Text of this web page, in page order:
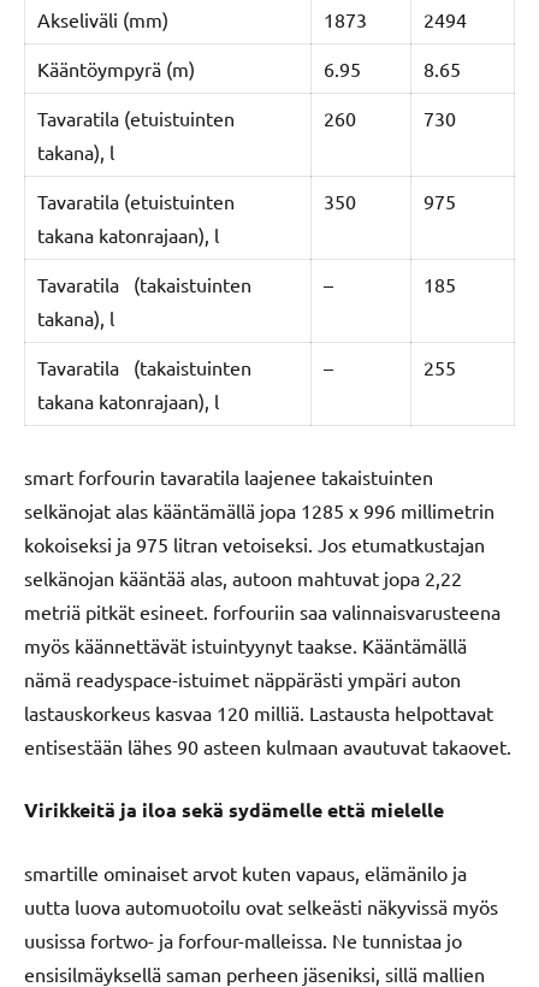
Akseliväli (mm) 1873 2494
Kääntöympyrä (m) 6.95 8.65
Tavaratila (etuistuinten
takana), l
260 730
Tavaratila (etuistuinten
takana katonrajaan), l
350 975
Tavaratila (takaistuinten
takana), l
– 185
Tavaratila (takaistuinten
takana katonrajaan), l
– 255
smart forfourin tavaratila laajenee takaistuinten
selkänojat alas kääntämällä jopa 1285 x 996 millimetrin
kokoiseksi ja 975 litran vetoiseksi. Jos etumatkustajan
selkänojan kääntää alas, autoon mahtuvat jopa 2,22
metriä pitkät esineet. forfouriin saa valinnaisvarusteena
myös käännettävät istuintyynyt taakse. Kääntämällä
nämä readyspace-istuimet näppärästi ympäri auton
lastauskorkeus kasvaa 120 milliä. Lastausta helpottavat
entisestään lähes 90 asteen kulmaan avautuvat takaovet.
Virikkeitä ja iloa sekä sydämelle että mielelle
smartille ominaiset arvot kuten vapaus, elämänilo ja
uutta luova automuotoilu ovat selkeästi näkyvissä myös
uusissa fortwo- ja forfour-malleissa. Ne tunnistaa jo
ensisilmäyksellä saman perheen jäseniksi, sillä mallien